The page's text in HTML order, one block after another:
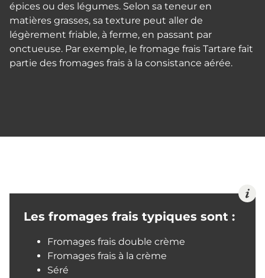
épices ou des légumes. Selon sa teneur en
matières grasses, sa texture peut aller de
légèrement friable, à ferme, en passant par
onctueuse. Par exemple, le fromage frais Tartare fait
partie des fromages frais à la consistance aérée.
Les fromages frais typiques sont :
Fromages frais double crème
Fromages frais à la crème
Séré